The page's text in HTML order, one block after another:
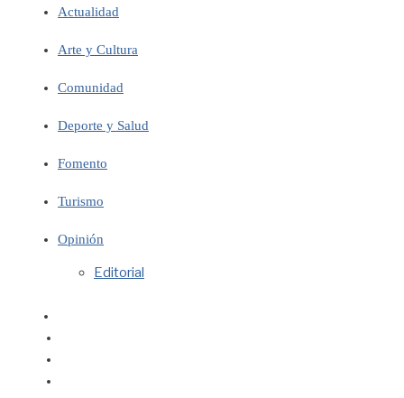
Actualidad
Arte y Cultura
Comunidad
Deporte y Salud
Fomento
Turismo
Opinión
Editorial